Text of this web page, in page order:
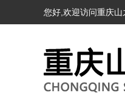
您好,欢迎访问重庆